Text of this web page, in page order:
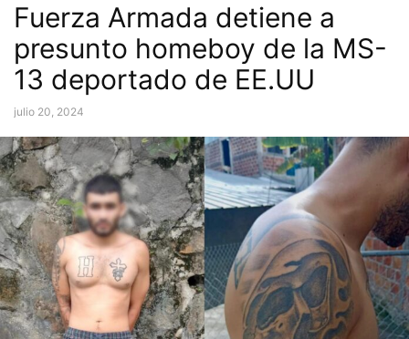
Fuerza Armada detiene a
presunto homeboy de la MS-
13 deportado de EE.UU
julio 20, 2024